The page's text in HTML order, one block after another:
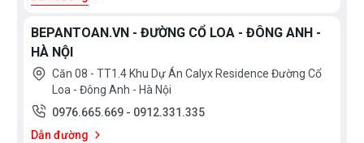
BEPANTOAN.VN - ĐƯỜNG CỔ LOA - ĐÔNG ANH -
HÀ NỘI
Căn 08 - TT1.4 Khu Dự Án Calyx Residence Đường Cổ
Loa - Đông Anh - Hà Nội
0976.665.669 - 0912.331.335
Dẫn đường